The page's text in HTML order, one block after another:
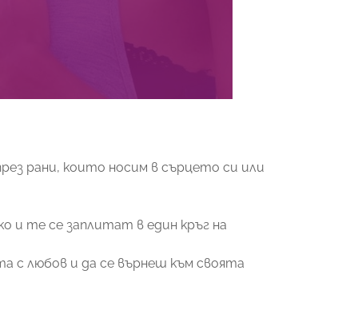
рани, които носим в сърцето си или
и те се заплитат в един кръг на
с любов и да се върнеш към своята